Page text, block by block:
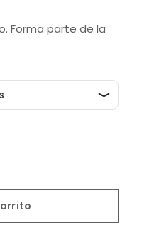
Forma parte de la